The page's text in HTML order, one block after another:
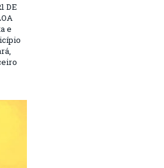
DE
e